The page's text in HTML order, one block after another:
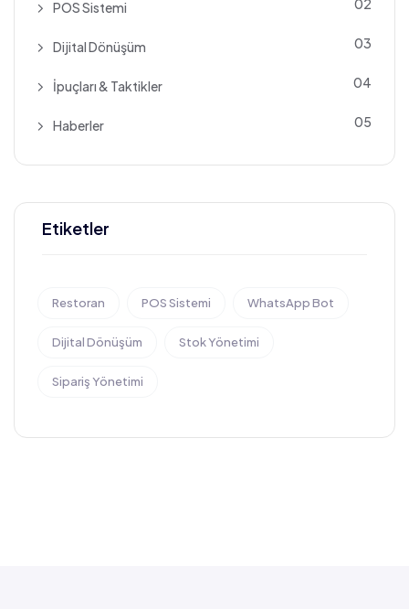
POS Sistemi 02
Dijital Dönüşüm 03
İpuçları & Taktikler 04
Haberler 05
Etiketler
Restoran POS Sistemi WhatsApp Bot
Dijital Dönüşüm Stok Yönetimi
Sipariş Yönetimi